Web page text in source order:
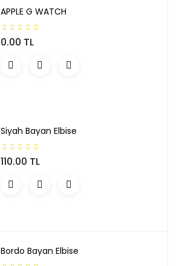
APPLE G WATCH
0.00 TL
Siyah Bayan Elbise
110.00 TL
Bordo Bayan Elbise